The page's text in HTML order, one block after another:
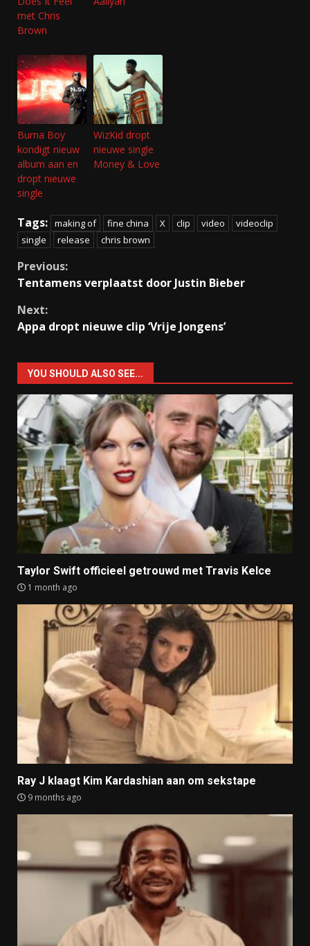
met Chris
Brown
Burna Boy
kondigt nieuw
album aan en
dropt nieuwe
single
WizKid dropt
nieuwe single
Money & Love
Tags: making of fine china X clip video
videoclip
single
release chris brown
Continue
Previous:
Tentamens verplaatst door Justin Bieber
Next:
Appa dropt nieuwe clip ‘Vrije Jongens’
YOU SHOULD ALSO SEE...
Taylor Swift officieel getrouwd met Travis Kelce
1 month ago
Ray J klaagt Kim Kardashian aan om sekstape
9 months ago